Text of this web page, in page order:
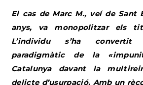
El cas de Marc M., veí de Sant
anys, va monopolitzar els
L’individu s’ha convertit
paradigmàtic de la
Catalunya davant la
delicte d’usurpació. Amb un